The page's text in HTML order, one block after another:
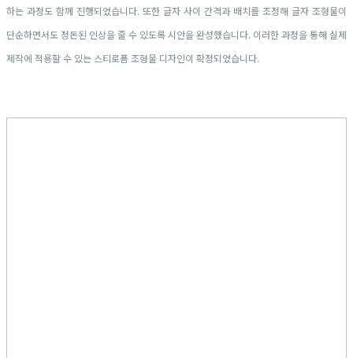
하는 과정도 함께 진행되었습니다. 또한 글자 사이 간격과 배치를 조정해 글자 조형물이
단순하면서도 정돈된 인상을 줄 수 있도록 시안을 완성했습니다. 이러한 과정을 통해 실제
제작에 적용할 수 있는 스티로폼 조형물 디자인이 확정되었습니다.